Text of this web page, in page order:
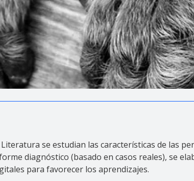
se estudian las características de las
diagnóstico (basado en casos reales), se
para favorecer los aprendizajes.